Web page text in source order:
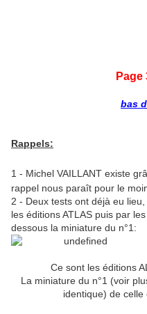
Page
bas
Rappels:
1 - Michel VAILLANT existe
rappel nous paraît pour le
2 - Deux tests ont déjà eu
les éditions ATLAS puis par
dessous la miniature du n°1:
Ce sont les éditions
La miniature du n°1 (voir
identique) de celle